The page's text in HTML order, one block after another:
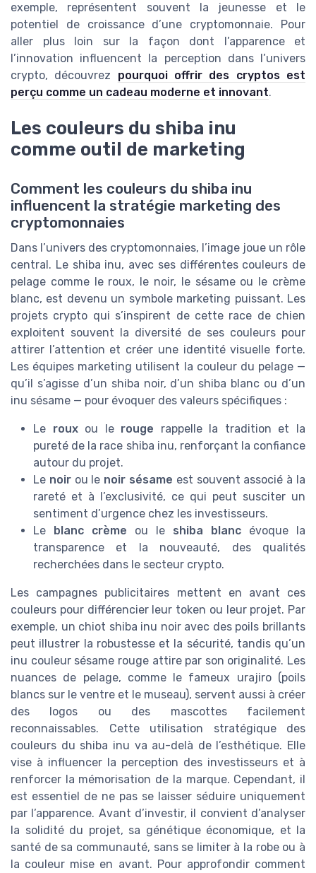
exemple, représentent souvent la jeunesse et le
potentiel de croissance d’une cryptomonnaie. Pour
aller plus loin sur la façon dont l’apparence et
l’innovation influencent la perception dans l’univers
crypto, découvrez pourquoi offrir des cryptos est
perçu comme un cadeau moderne et innovant.
Les couleurs du shiba inu
comme outil de marketing
Comment les couleurs du shiba inu
influencent la stratégie marketing des
cryptomonnaies
Dans l’univers des cryptomonnaies, l’image joue un rôle
central. Le shiba inu, avec ses différentes couleurs de
pelage comme le roux, le noir, le sésame ou le crème
blanc, est devenu un symbole marketing puissant. Les
projets crypto qui s’inspirent de cette race de chien
exploitent souvent la diversité de ses couleurs pour
attirer l’attention et créer une identité visuelle forte.
Les équipes marketing utilisent la couleur du pelage —
qu’il s’agisse d’un shiba noir, d’un shiba blanc ou d’un
inu sésame — pour évoquer des valeurs spécifiques :
Le rouxou le rouge rappelle la tradition et la
pureté de la race shiba inu, renforçant la confiance
autour du projet.
Le noirou le noir sésame est souvent associé à la
rareté et à l’exclusivité, ce qui peut susciter un
sentiment d’urgence chez les investisseurs.
Le blanc crème ou le shiba blanc évoque la
transparence et la nouveauté, des qualités
recherchées dans le secteur crypto.
Les campagnes publicitaires mettent en avant ces
couleurs pour différencier leur token ou leur projet. Par
exemple, un chiot shiba inu noir avec des poils brillants
peut illustrer la robustesse et la sécurité, tandis qu’un
inu couleur sésame rouge attire par son originalité. Les
nuances de pelage, comme le fameux urajiro (poils
blancs sur le ventre et le museau), servent aussi à créer
des logos ou des mascottes facilement
reconnaissables. Cette utilisation stratégique des
couleurs du shiba inu va au-delà de l’esthétique. Elle
vise à influencer la perception des investisseurs et à
renforcer la mémorisation de la marque. Cependant, il
est essentiel de ne pas se laisser séduire uniquement
par l’apparence. Avant d’investir, il convient d’analyser
la solidité du projet, sa génétique économique, et la
santé de sa communauté, sans se limiter à la robe ou à
la couleur mise en avant. Pour approfondir comment